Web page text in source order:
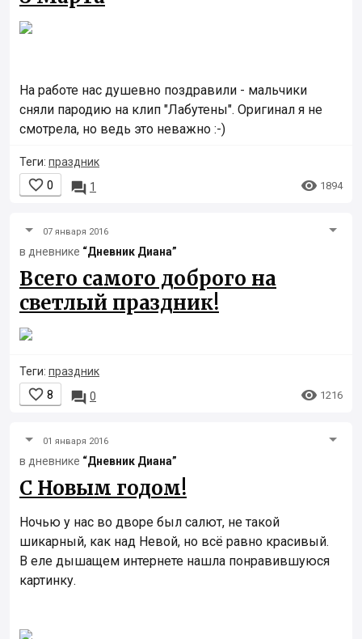
На работе нас душевно поздравили - мальчики
сняли пародию на клип "Лабутены". Оригинал я не
смотрела, но ведь это неважно :-)
Теги: праздник
 0  1  1894
07 января 2016
в дневнике “Дневник Диана”
Всего самого доброго на
светлый праздник!
Теги: праздник
 8  0  1216
01 января 2016
в дневнике “Дневник Диана”
С Новым годом!
Ночью у нас во дворе был салют, не такой
шикарный, как над Невой, но всё равно красивый.
В еле дышащем интернете нашла понравившуюся
картинку.